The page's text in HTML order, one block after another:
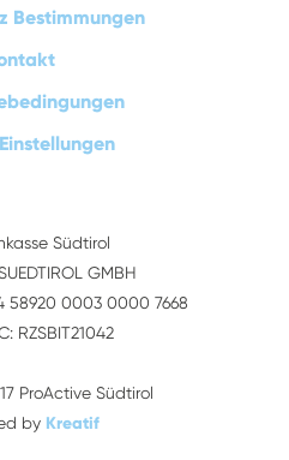
Bestimmungen
Südtirol
GMBH
58920 0003 0000 7668
RZSBIT21042
ProActive Südtirol
by Kreatif